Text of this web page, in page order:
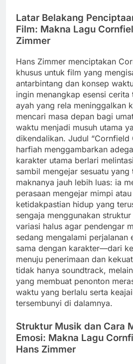
Latar Belakang
Film: Makna Lagu
Zimmer
Hans Zimmer menciptakan
khusus untuk film yang
antarbintang dan konsep
ingin menangkap esensi cerita
ayah yang rela meninggalkan
mencari masa depan bagi
waktu menjadi musuh utama
dikendalikan. Judul “Cornfield
harfiah menggambarkan
karakter utama berlari
sambil mengejar sesuatu
maknanya jauh lebih luas: ia
perasaan mengejar mimpi
ketidakpastian hidup yang
sengaja menggunakan
variasi halus agar pendengar
sedang mengalami perjalanan
sama dengan karakter—dari
menuju penerimaan dan
tidak hanya soundtrack,
yang membuat penonton
waktu yang berlalu serta
tersembunyi di dalamnya.
Struktur Musik dan Cara
Emosi: Makna Lagu
Hans Zimmer